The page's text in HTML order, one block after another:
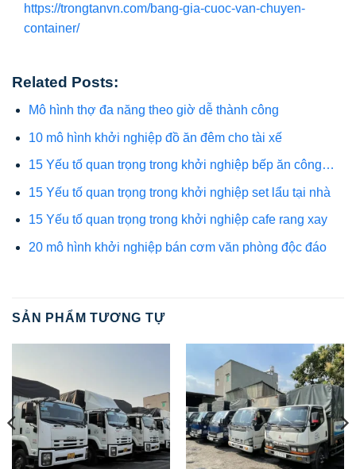
https://trongtanvn.com/bang-gia-cuoc-van-chuyen-
container/
Related Posts:
Mô hình thợ đa năng theo giờ dễ thành công
10 mô hình khởi nghiệp đồ ăn đêm cho tài xế
15 Yếu tố quan trọng trong khởi nghiệp bếp ăn công…
15 Yếu tố quan trọng trong khởi nghiệp set lẩu tại nhà
15 Yếu tố quan trọng trong khởi nghiệp cafe rang xay
20 mô hình khởi nghiệp bán cơm văn phòng độc đáo
SẢN PHẨM TƯƠNG TỰ